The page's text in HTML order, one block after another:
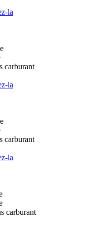
la
carburant
la
carburant
la
carburant